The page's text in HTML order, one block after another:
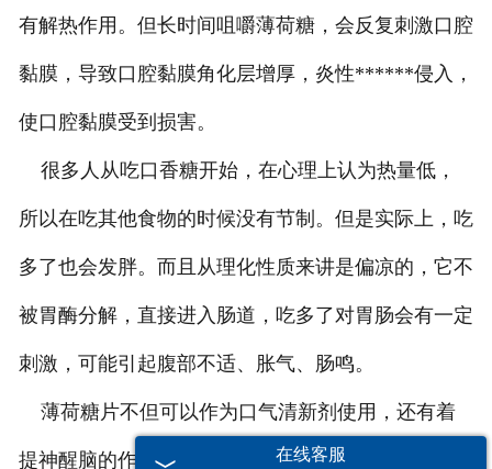
有解热作用。但长时间咀嚼薄荷糖，会反复刺激口腔
黏膜，导致口腔黏膜角化层增厚，炎性******侵入，
使口腔黏膜受到损害。
很多人从吃口香糖开始，在心理上认为热量低，
所以在吃其他食物的时候没有节制。但是实际上，吃
多了也会发胖。而且从理化性质来讲是偏凉的，它不
被胃酶分解，直接进入肠道，吃多了对胃肠会有一定
刺激，可能引起腹部不适、胀气、肠鸣。
薄荷糖片不但可以作为口气清新剂使用，还有着
提神醒脑的作用。在使用中也应当禁忌一些其它的食
在线客服